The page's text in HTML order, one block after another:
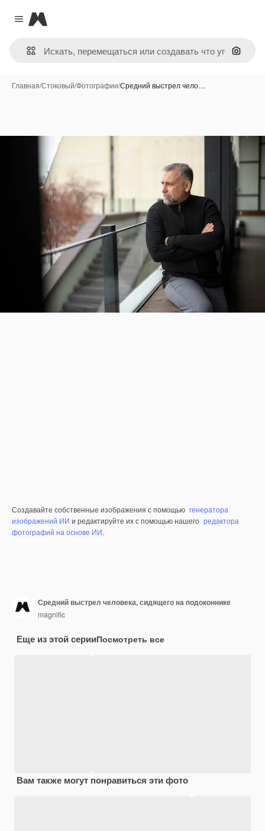
Close menu
Magnific
Поиск
Главная/Стоковый/Фотографии/Средний выстрел чело…
Создавайте собственные изображения с помощью генератора
изображений ИИ и редактируйте их с помощью нашего редактора
фотографий на основе ИИ.
Средний выстрел человека, сидящего на подоконнике
magnific
Еще из этой серииПосмотреть все
Вам также могут понравиться эти фото